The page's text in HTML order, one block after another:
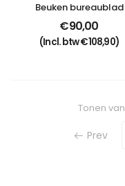
Beuken bureaublad
€90,00
(Incl. btw€108,90)
Tonen van
Prev